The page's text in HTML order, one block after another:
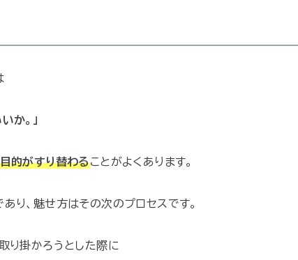
か。」
的がすり替わることがよくあります。
り、魅せ方はその次のプロセスです。
り掛かろうとした際に